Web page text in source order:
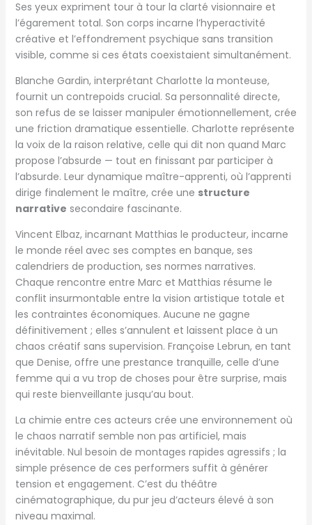
Ses yeux expriment tour à tour la clarté visionnaire et
l’égarement total. Son corps incarne l’hyperactivité
créative et l’effondrement psychique sans transition
visible, comme si ces états coexistaient simultanément.
Blanche Gardin, interprétant Charlotte la monteuse,
fournit un contrepoids crucial. Sa personnalité directe,
son refus de se laisser manipuler émotionnellement, crée
une friction dramatique essentielle. Charlotte représente
la voix de la raison relative, celle qui dit non quand Marc
propose l’absurde — tout en finissant par participer à
l’absurde. Leur dynamique maître-apprenti, où l’apprenti
dirige finalement le maître, crée une structure
narrative secondaire fascinante.
Vincent Elbaz, incarnant Matthias le producteur, incarne
le monde réel avec ses comptes en banque, ses
calendriers de production, ses normes narratives.
Chaque rencontre entre Marc et Matthias résume le
conflit insurmontable entre la vision artistique totale et
les contraintes économiques. Aucune ne gagne
définitivement ; elles s’annulent et laissent place à un
chaos créatif sans supervision. Françoise Lebrun, en tant
que Denise, offre une prestance tranquille, celle d’une
femme qui a vu trop de choses pour être surprise, mais
qui reste bienveillante jusqu’au bout.
La chimie entre ces acteurs crée une environnement où
le chaos narratif semble non pas artificiel, mais
inévitable. Nul besoin de montages rapides agressifs ; la
simple présence de ces performers suffit à générer
tension et engagement. C’est du théâtre
cinématographique, du pur jeu d’acteurs élevé à son
niveau maximal.